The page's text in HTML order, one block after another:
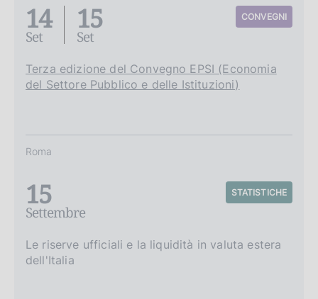
14
Set
15
Set
CONVEGNI
Terza edizione del Convegno EPSI (Economia
del Settore Pubblico e delle Istituzioni)
Roma
15
Settembre
STATISTICHE
Le riserve ufficiali e la liquidità in valuta estera
dell'Italia